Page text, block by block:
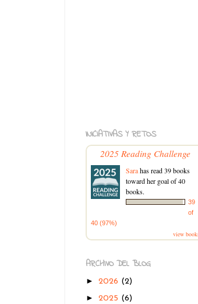
INICIATIVAS Y RETOS
2025 Reading Challenge
Sarahas read 39 books
toward her goal of 40
books.
39
of
40 (97%)
view
ARCHIVO DEL BLOG
► 2026 (2)
► 2025 (6)